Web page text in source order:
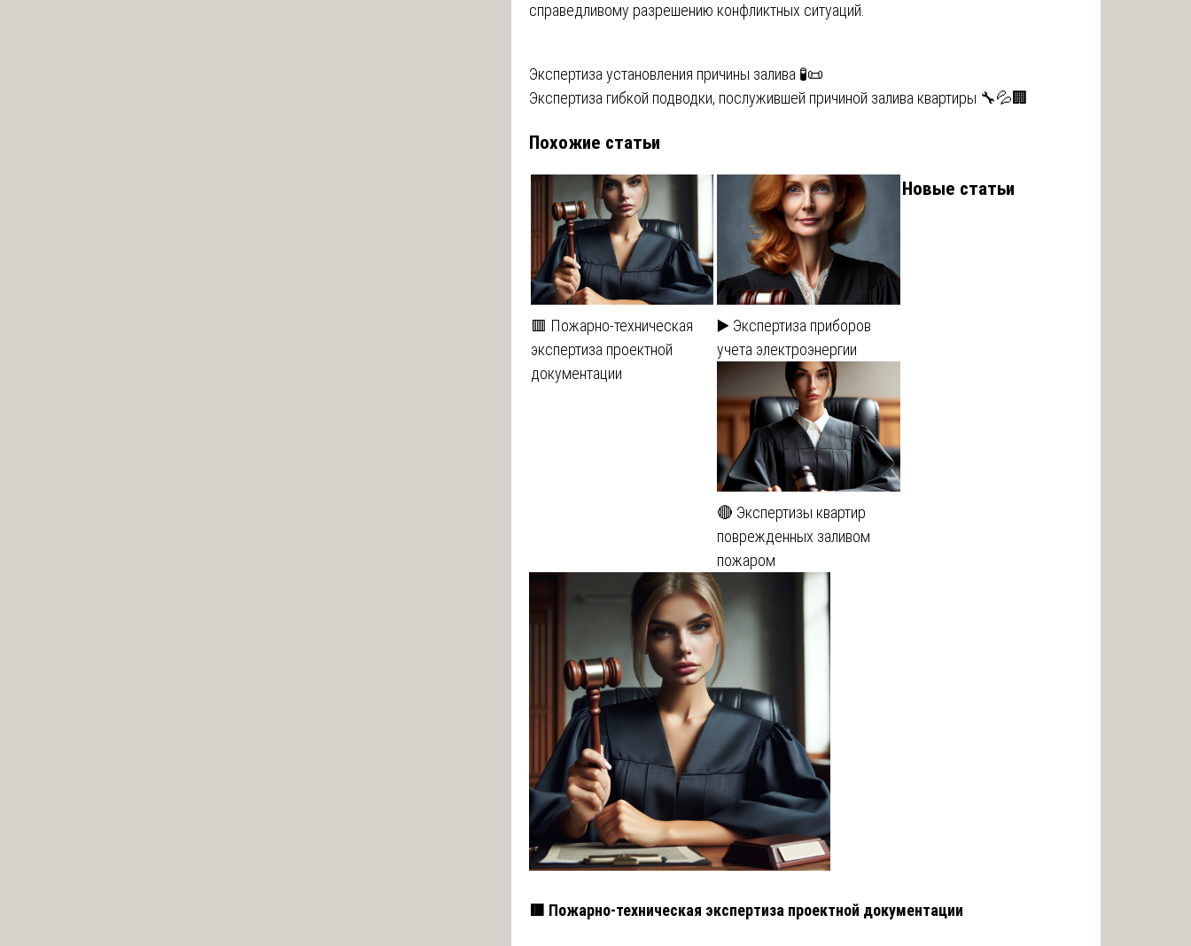
справедливому разрешению конфликтных ситуаций.
Навигация
записям
Экспертиза установления причины залива 🧪📜
Экспертиза гибкой подводки, послужившей причиной залива квартиры 🔧💦🏢
Похожие статьи
🟥 Пожарно-техническая
экспертиза проектной
документации
▶️ Экспертиза приборов
учета электроэнергии
🔴 Экспертизы квартир
поврежденных заливом
пожаром
Новые статьи
🟥 Пожарно-техническая экспертиза проектной документации